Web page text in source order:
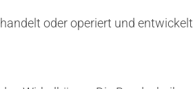
oder operiert und entwickelt